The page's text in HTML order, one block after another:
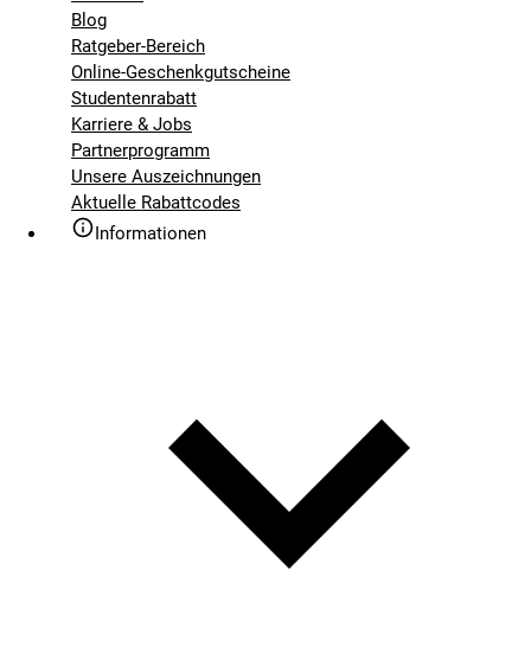
Blog
Ratgeber-Bereich
Online-Geschenkgutscheine
Studentenrabatt
Karriere & Jobs
Partnerprogramm
Unsere Auszeichnungen
Aktuelle Rabattcodes
Informationen